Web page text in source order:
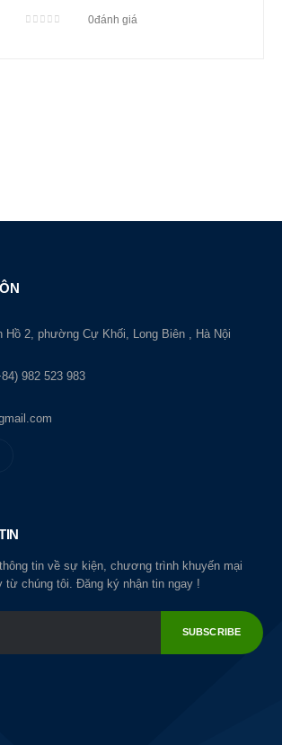
0đánh giá
Hồ 2, phường Cự Khối, Long Biên , Hà Nội
982 523 983
tin về sự kiện, chương trình khuyến mại
từ chúng tôi. Đăng ký nhận tin ngay !